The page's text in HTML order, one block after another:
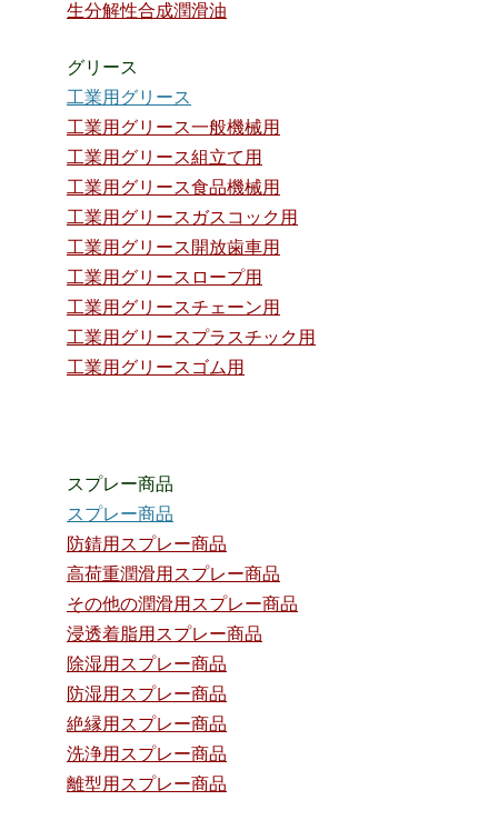
生分解性合成潤滑油
グリース
工業用グリース
工業用グリース一般機械用
工業用グリース組立て用
工業用グリース食品機械用
工業用グリースガスコック用
工業用グリース開放歯車用
工業用グリースロープ用
工業用グリースチェーン用
工業用グリースプラスチック用
工業用グリースゴム用
スプレー商品
スプレー商品
防錆用スプレー商品
高荷重潤滑用スプレー商品
その他の潤滑用スプレー商品
浸透着脂用スプレー商品
除湿用スプレー商品
防湿用スプレー商品
絶縁用スプレー商品
洗浄用スプレー商品
離型用スプレー商品